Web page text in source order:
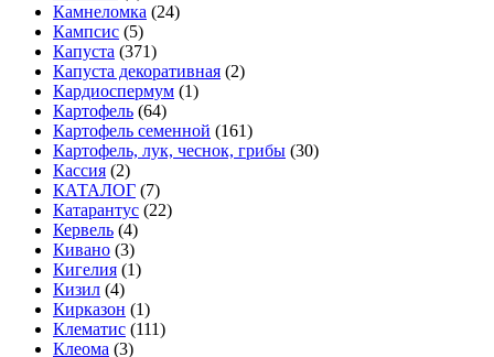
Камнеломка (24)
Кампсис (5)
Капуста (371)
Капуста декоративная (2)
Кардиоспермум (1)
Картофель (64)
Картофель семенной (161)
Картофель, лук, чеснок, грибы (30)
Кассия (2)
КАТАЛОГ (7)
Катарантус (22)
Кервель (4)
Кивано (3)
Кигелия (1)
Кизил (4)
Кирказон (1)
Клематис (111)
Клеома (3)